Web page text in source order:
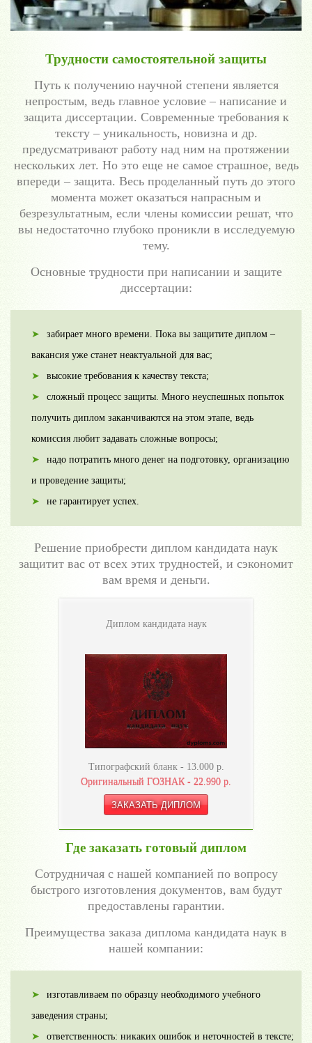
Трудности самостоятельной защиты
Путь к получению научной степени является
непростым, ведь главное условие – написание и
защита диссертации. Современные требования к
тексту – уникальность, новизна и др.
предусматривают работу над ним на протяжении
нескольких лет. Но это еще не самое страшное, ведь
впереди – защита. Весь проделанный путь до этого
момента может оказаться напрасным и
безрезультатным, если члены комиссии решат, что
вы недостаточно глубоко проникли в исследуемую
тему.
Основные трудности при написании и защите
диссертации:
забирает много времени. Пока вы защитите диплом –
вакансия уже станет неактуальной для вас;
высокие требования к качеству текста;
сложный процесс защиты. Много неуспешных попыток
получить диплом заканчиваются на этом этапе, ведь
комиссия любит задавать сложные вопросы;
надо потратить много денег на подготовку, организацию
и проведение защиты;
не гарантирует успех.
Решение приобрести диплом кандидата наук
защитит вас от всех этих трудностей, и сэкономит
вам время и деньги.
Диплом кандидата наук
Типографский бланк - 13.000р.
Оригинальный ГОЗНАК - 22.990 р.
Где заказать готовый диплом
Сотрудничая с нашей компанией по вопросу
быстрого изготовления документов, вам будут
предоставлены гарантии.
Преимущества заказа диплома кандидата наук в
нашей компании:
изготавливаем по образцу необходимого учебного
заведения страны;
ответственность: никаких ошибок и неточностей в тексте;